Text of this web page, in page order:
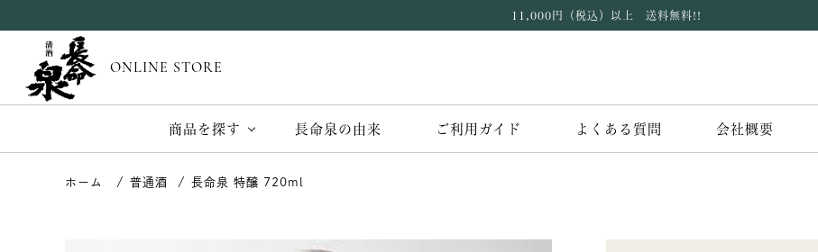
11,000円（税込）以上 送料無料!!
ONLINE STORE
商品を探す 長命泉の由来 ご利用ガイド よくある質問 会社概要
普通酒 長命泉 特醸 720ml